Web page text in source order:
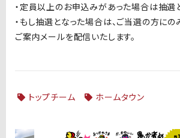
・定員以上のお申込みがあった場合は抽選
・もし抽選となった場合は、ご当選の方に
ご案内メールを配信いたします。
トップチーム ホームタウン